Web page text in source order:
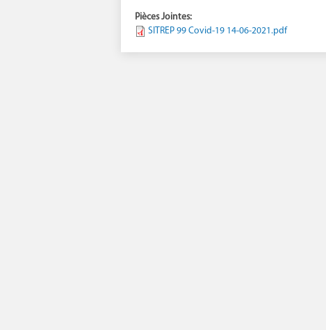
Pièces Jointes:
SITREP 99 Covid-19 14-06-2021.pdf